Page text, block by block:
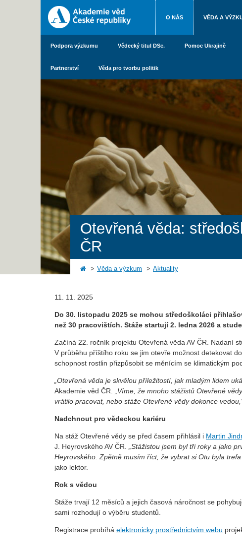
O NÁS VĚDA A
Podpora výzkumu Vědecký titul DSc. Pomoc Ukrajině
Partnerství Věda pro tvorbu politik
Otevřená věda:
ČR
Věda a výzkum Aktuality
11. 11. 2025
Do 30. listopadu 2025 se mohou středoškoláci
než 30 pracovištích. Stáže startují 2. ledna 2026 a
Začíná 22. ročník projektu Otevřená věda AV ČR. Nadaní
V průběhu příštího roku se jim otevře možnost detekovat
schopnost rostlin přizpůsobit se měnícím se klimatickým
„Otevřená věda je skvělou příležitostí, jak mladým lidem
Akademie věd ČR. „Víme, že mnoho stážistů Otevřené
vrátilo pracovat, nebo stáže Otevřené vědy dokonce
Nadchnout pro vědeckou kariéru
Na stáž Otevřené vědy se před časem přihlásil i Martin
J. Heyrovského AV ČR. „Stážistou jsem byl tři roky a jako
Heyrovského. Zpětně musím říct, že vybrat si Otu byla
jako lektor.
Rok s vědou
Stáže trvají 12 měsíců a jejich časová náročnost se
sami rozhodují o výběru studentů.
Registrace probíhá elektronicky prostřednictvím webu